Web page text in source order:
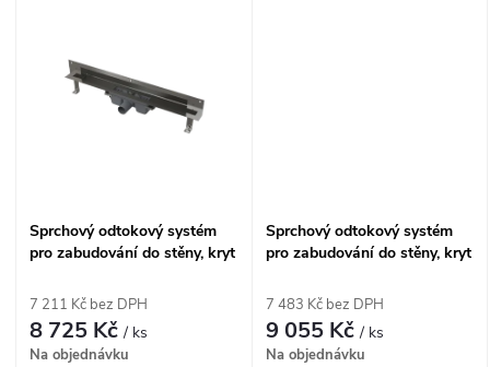
Sprchový odtokový systém
pro zabudování do stěny, kryt
750 mm APZ5-TWIN-750
7 211 Kč bez DPH
8 725 Kč/ ks
Na objednávku
Sprchový odtokový systém
pro zabudování do stěny, kryt
APZ5-SHADE-650
7 483 Kč bez DPH
9 055 Kč/ ks
Na objednávku